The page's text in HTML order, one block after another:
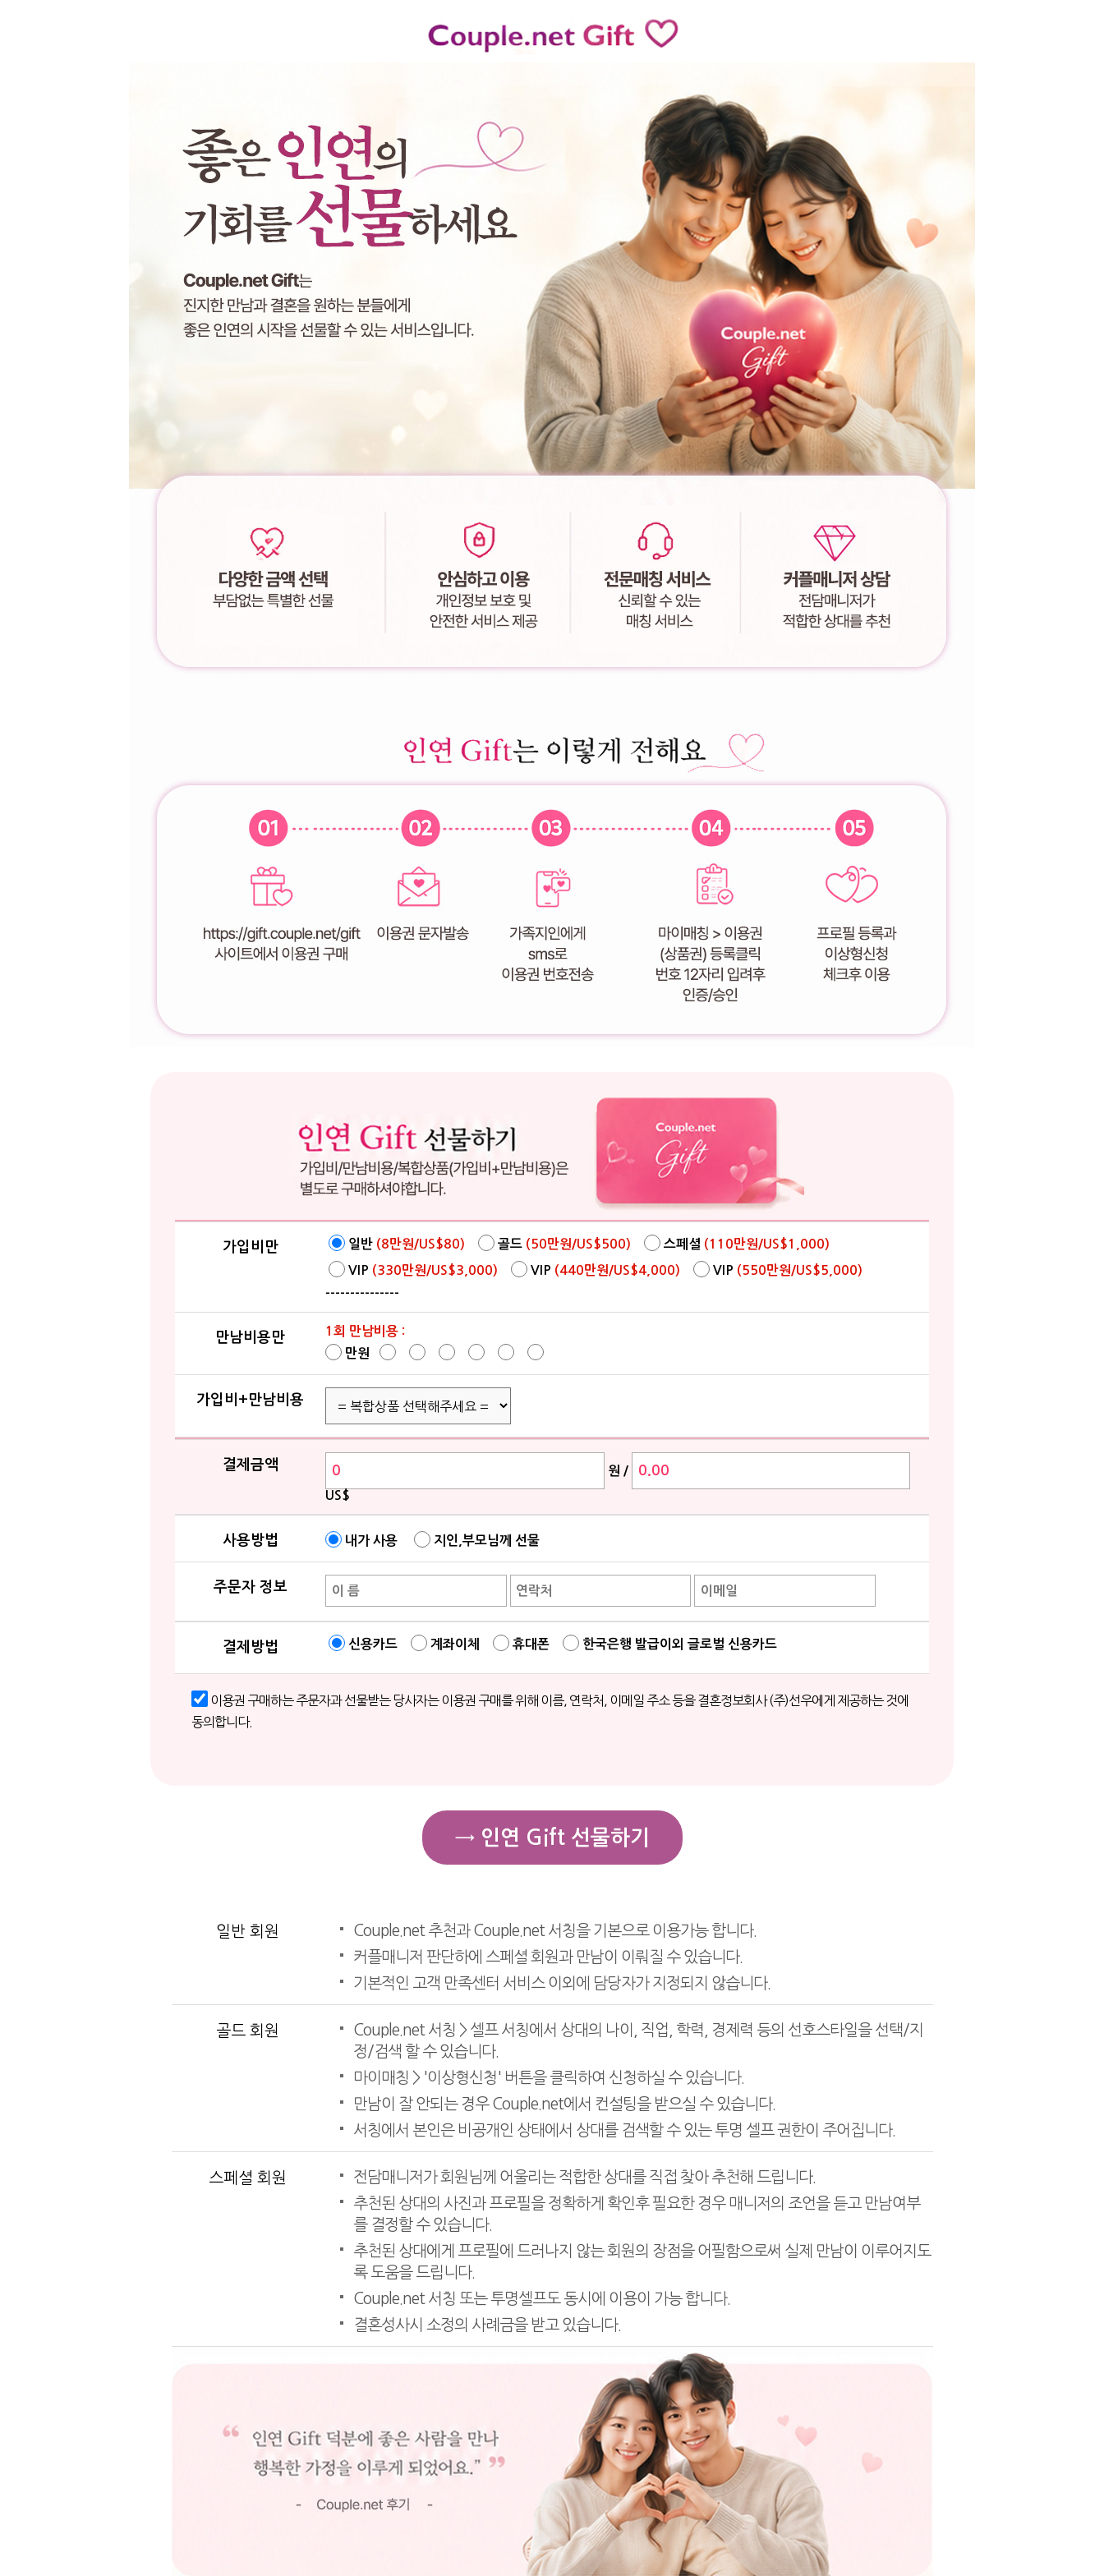
가입비만 일반 (8만원/US$80) 골드 (50만원/US$500) 스페셜 (110만원/US$1,000)
VIP (330만원/US$3,000) VIP (440만원/US$4,000) VIP (550만원/US$5,000)
---------------
만남비용만
1회 만남비용 :
만원
가입비+만남비용
결제금액 원 /
US$
사용방법 내가 사용 지인,부모님께 선물
주문자 정보
결제방법 신용카드 계좌이체 휴대폰 한국은행 발급이외 글로벌 신용카드
이용권 구매하는 주문자과 선물받는 당사자는 이용권 구매를 위해 이름, 연락처, 이메일 주소 등을 결혼정보회사 (주)선우에게 제공하는 것에
동의합니다.
→ 인연 Gift 선물하기
일반 회원
Couple.net 추천과 Couple.net 서칭을 기본으로 이용가능 합니다.
커플매니저 판단하에 스페셜 회원과 만남이 이뤄질 수 있습니다.
기본적인 고객 만족센터 서비스 이외에 담당자가 지정되지 않습니다.
골드 회원
Couple.net 서칭 > 셀프 서칭에서 상대의 나이, 직업, 학력, 경제력 등의 선호스타일을 선택/지
정/검색 할 수 있습니다.
마이매칭 > '이상형신청' 버튼을 클릭하여 신청하실 수 있습니다.
만남이 잘 안되는 경우 Couple.net에서 컨설팅을 받으실 수 있습니다.
서칭에서 본인은 비공개인 상태에서 상대를 검색할 수 있는 투명 셀프 권한이 주어집니다.
스페셜 회원
전담매니저가 회원님께 어울리는 적합한 상대를 직접 찾아 추천해 드립니다.
추천된 상대의 사진과 프로필을 정확하게 확인후 필요한 경우 매니저의 조언을 듣고 만남여부
를 결정할 수 있습니다.
추천된 상대에게 프로필에 드러나지 않는 회원의 장점을 어필함으로써 실제 만남이 이루어지도
록 도움을 드립니다.
Couple.net 서칭 또는 투명셀프도 동시에 이용이 가능 합니다.
결혼성사시 소정의 사례금을 받고 있습니다.